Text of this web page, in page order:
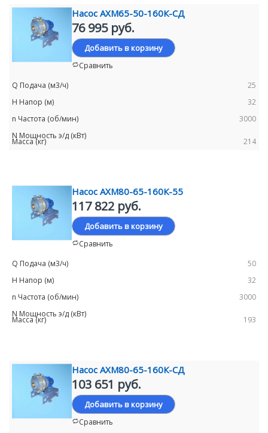
Насос АХМ65-50-160К-СД
76 995 руб.
Добавить в корзину
Сравнить
25
32
3000
214
Насос АХМ80-65-160К-55
117 822 руб.
Добавить в корзину
Сравнить
50
32
3000
193
Насос АХМ80-65-160К-СД
103 651 руб.
Добавить в корзину
Сравнить